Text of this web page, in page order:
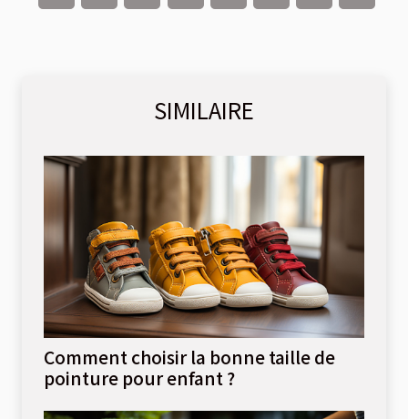
SIMILAIRE
Comment choisir la bonne taille de
pointure pour enfant ?